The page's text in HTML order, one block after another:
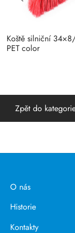
Koště silniční
PET color
Zpět do
O nás
Historie
Kontakty